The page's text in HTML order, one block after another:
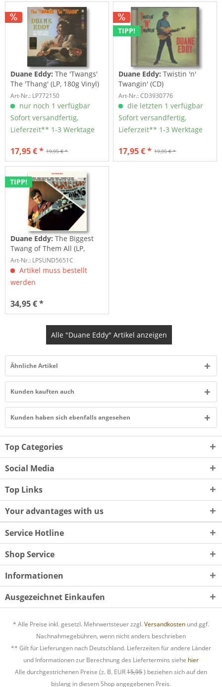
Duane Eddy: The 'Twangs'
The 'Thang' (LP, 180g Vinyl)
Art-Nr.: LP772150
nur noch 1 verfügbar
Sofort versandfertig,
Lieferzeit** 1-3 Werktage
19,95 € *
17,95 € *
TIPP!
Duane Eddy: Twistin 'n'
Twangin' (CD)
Art-Nr.: CD3930776
die letzten 1 verfügbar
Sofort versandfertig,
Lieferzeit** 1-3 Werktage
19,95 € *
17,95 € *
TIPP!
Duane Eddy: The Biggest
Twang of Them All (LP,
colored Vinyl)
Art-Nr.: LPSUND5651C
Artikel muss bestellt
werden
34,95 € *
Alle "Duane Eddy" Artikel anzeigen
Ähnliche Artikel
Kunden kauften auch
Kunden haben sich ebenfalls angesehen
Top Categories
Social Media
Top Links
Your advantages with us
Service Hotline
Shop Service
Informationen
Ausgezeichnet Einkaufen
* Alle Preise inkl. gesetzl. Mehrwertsteuer zzgl. Versandkosten und ggf.
Nachnahmegebühren, wenn nicht anders beschrieben
** Gilt für Lieferungen nach Deutschland. Lieferzeiten für andere Länder
und Informationen zur Berechnung des Liefertermins siehe hier
Alle durchgestrichenen Preise (z. B. EUR15,95) beziehen sich auf den
bislang in diesem Shop angegebenen Preis.